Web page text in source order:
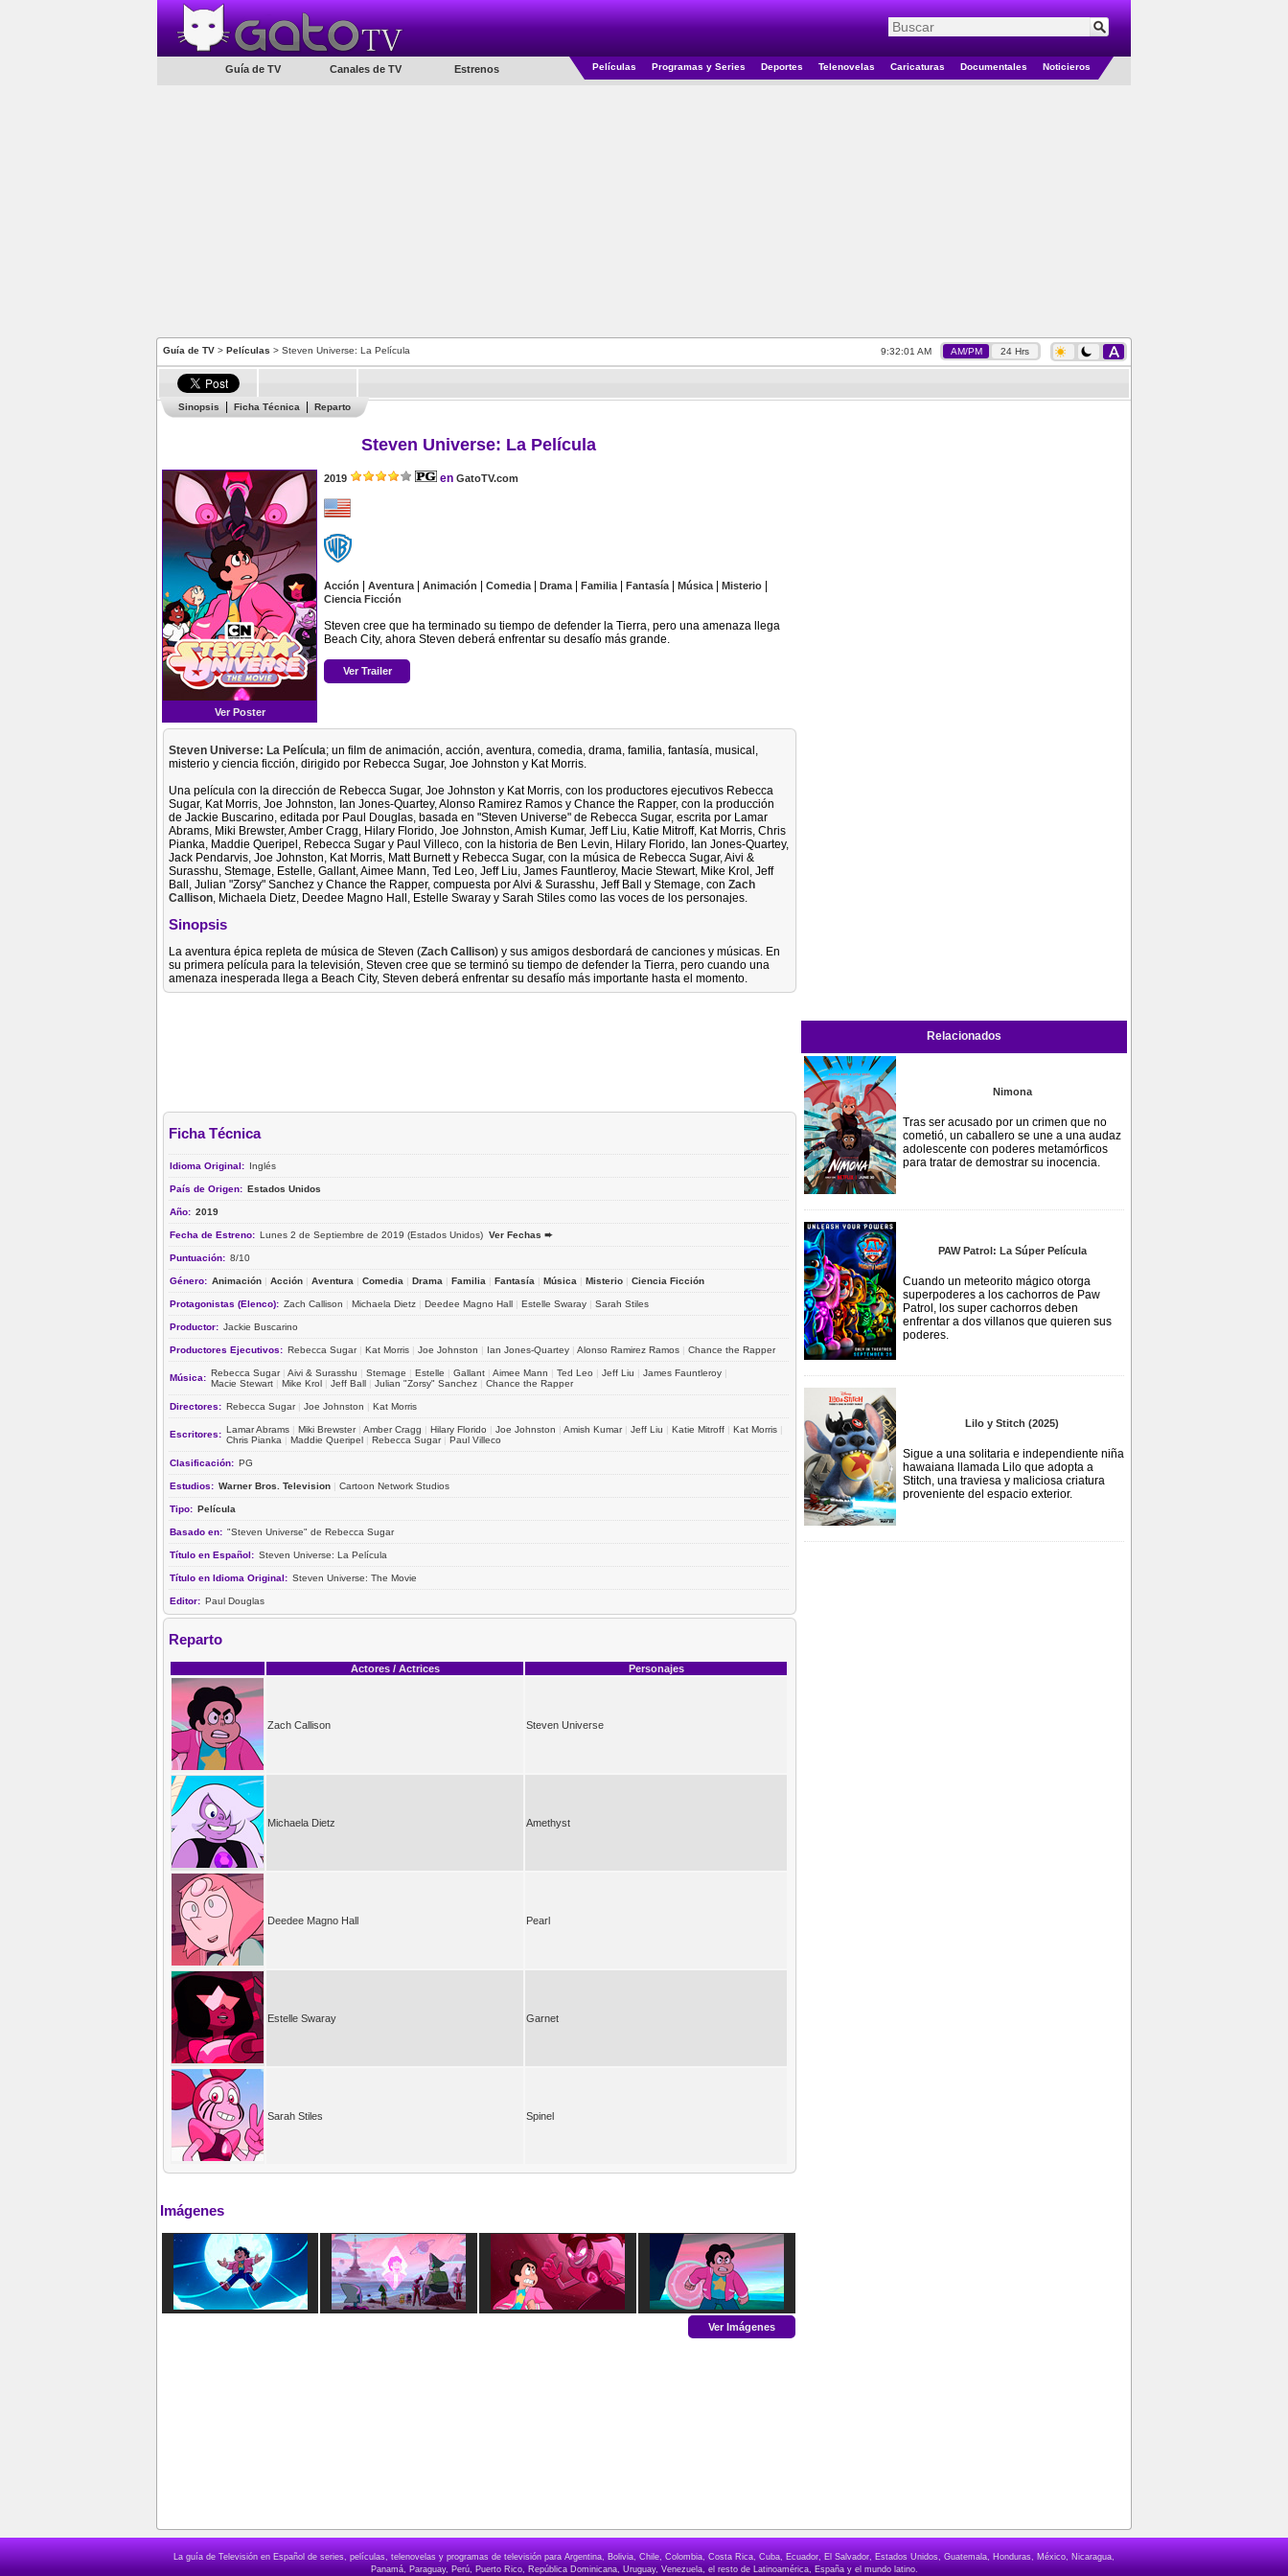
Guía de TV Canales de TV Estrenos Películas Programas y Series Deportes Telenovelas Caricaturas Documentales Noticieros
Guía de TV > Películas > Steven Universe: La Película 9:32:02 AM AM/PM 24 Hrs
Sinopsis Ficha Técnica Reparto
Steven Universe: La Película
Ver Poster
2019 en GatoTV.com
Acción Aventura| Animación Comedia| Drama| Familia| Fantasía| Música| Misterio
Ciencia Ficción
Steven cree que ha terminado su tiempo de defender la Tierra, pero una amenaza llega
Beach City, ahora Steven deberá enfrentar su desafío más grande.
Ver Trailer
Steven Universe: La Película; un film de animación, acción, aventura, comedia, drama, familia, fantasía, musical,
misterio y ciencia ficción, dirigido por Rebecca Sugar, Joe Johnston y Kat Morris.
Una película con la dirección de Rebecca Sugar, Joe Johnston y Kat Morris, con los productores ejecutivos Rebecca
Sugar, Kat Morris, Joe Johnston, Ian Jones-Quartey, Alonso Ramirez Ramos y Chance the Rapper, con la producción
de Jackie Buscarino, editada por Paul Douglas, basada en "Steven Universe" de Rebecca Sugar, escrita por Lamar
Abrams, Miki Brewster, Amber Cragg, Hilary Florido, Joe Johnston, Amish Kumar, Jeff Liu, Katie Mitroff, Kat Morris, Chris
Pianka, Maddie Queripel, Rebecca Sugar y Paul Villeco, con la historia de Ben Levin, Hilary Florido, Ian Jones-Quartey,
Jack Pendarvis, Joe Johnston, Kat Morris, Matt Burnett y Rebecca Sugar, con la música de Rebecca Sugar, Aivi &
Surasshu, Stemage, Estelle, Gallant, Aimee Mann, Ted Leo, Jeff Liu, James Fauntleroy, Macie Stewart, Mike Krol, Jeff
Ball, Julian "Zorsy" Sanchez y Chance the Rapper, compuesta por Alvi & Surasshu, Jeff Ball y Stemage, con Zach
Callison, Michaela Dietz, Deedee Magno Hall, Estelle Swaray y Sarah Stiles como las voces de los personajes.
Sinopsis
La aventura épica repleta de música de Steven (Zach Callison) y sus amigos desbordará de canciones y músicas. En
su primera película para la televisión, Steven cree que se terminó su tiempo de defender la Tierra, pero cuando una
amenaza inesperada llega a Beach City, Steven deberá enfrentar su desafío más importante hasta el momento.
Ficha Técnica
Idioma Original: Inglés
País de Origen: Estados Unidos
Año: 2019
Fecha de Estreno: Lunes 2 de Septiembre de 2019 (Estados Unidos) Ver Fechas ➨
Puntuación: 8/10
Género: Animación | Acción | Aventura | Comedia | Drama | Familia | Fantasía | Música | Misterio | Ciencia Ficción
Protagonistas (Elenco): Zach Callison | Michaela Dietz | Deedee Magno Hall | Estelle Swaray | Sarah Stiles
Productor: Jackie Buscarino
Productores Ejecutivos: Rebecca Sugar| Kat Morris | Joe Johnston | Ian Jones-Quartey | Alonso Ramirez Ramos | Chance the Rapper
Música: Rebecca Sugar| Aivi & Surasshu | Stemage | Estelle | Gallant | Aimee Mann | Ted Leo | Jeff Liu | James Fauntleroy |
Macie Stewart | Mike Krol | Jeff Ball | Julian "Zorsy" Sanchez | Chance the Rapper
Directores: Rebecca Sugar| Joe Johnston | Kat Morris
Escritores: Lamar Abrams | Miki Brewster| Amber Cragg | Hilary Florido | Joe Johnston | Amish Kumar| Jeff Liu | Katie Mitroff | Kat Morris |
Chris Pianka | Maddie Queripel | Rebecca Sugar| Paul Villeco
Clasificación: PG
Estudios: Warner Bros. Television | Cartoon Network Studios
Tipo: Película
Basado en: "Steven Universe" de Rebecca Sugar
Título en Español: Steven Universe: La Película
Título en Idioma Original: Steven Universe: The Movie
Editor: Paul Douglas
Reparto
Actores / Actrices Personajes
Zach Callison Steven Universe
Michaela Dietz Amethyst
Deedee Magno Hall Pearl
Estelle Swaray Garnet
Sarah Stiles Spinel
Imágenes
Ver Imágenes
Relacionados
Nimona
Tras ser acusado por un crimen que no
cometió, un caballero se une a una audaz
adolescente con poderes metamórficos
para tratar de demostrar su inocencia.
PAW Patrol: La Súper Película
Cuando un meteorito mágico otorga
superpoderes a los cachorros de Paw
Patrol, los super cachorros deben
enfrentar a dos villanos que quieren sus
poderes.
Lilo y Stitch (2025)
Sigue a una solitaria e independiente niña
hawaiana llamada Lilo que adopta a
Stitch, una traviesa y maliciosa criatura
proveniente del espacio exterior.
La guía de Televisión en Español de series, películas, telenovelas y programas de televisión para Argentina, Bolivia, Chile, Colombia, Costa Rica, Cuba, Ecuador, El Salvador, Estados Unidos, Guatemala, Honduras, México, Nicaragua,
Panamá, Paraguay, Perú, Puerto Rico, República Dominicana, Uruguay, Venezuela, el resto de Latinoamérica, España y el mundo latino.